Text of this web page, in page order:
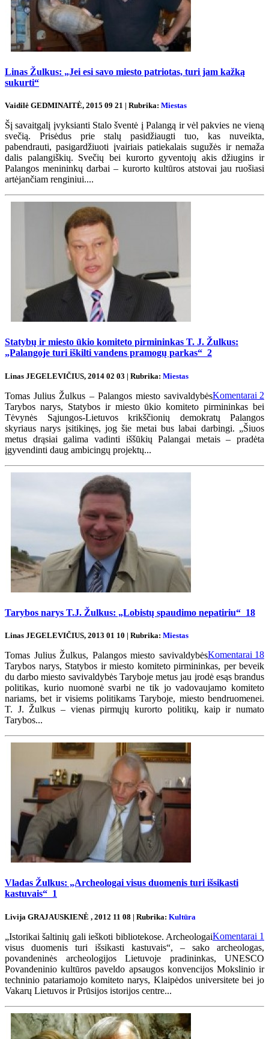
Linas Žulkus: „Jei esi savo miesto patriotas, turi jam kažką
sukurti“
Vaidilė GEDMINAITĖ, 2015 09 21 | Rubrika: Miestas
Šį savaitgalį įvyksianti Stalo šventė į Palangą ir vėl pakvies ne vieną
svečią. Prisėdus prie stalų pasidžiaugti tuo, kas nuveikta,
pabendrauti, pasigardžiuoti įvairiais patiekalais sugužės ir nemaža
dalis palangiškių. Svečių bei kurorto gyventojų akis džiugins ir
Palangos menininkų darbai – kurorto kultūros atstovai jau ruošiasi
artėjančiam renginiui....
Statybų ir miesto ūkio komiteto pirmininkas T. J. Žulkus:
„Palangoje turi iškilti vandens pramogų parkas“ 2
Linas JEGELEVIČIUS, 2014 02 03 | Rubrika: Miestas
Komentarai 2
Tomas Julius Žulkus – Palangos miesto savivaldybės
Tarybos narys, Statybos ir miesto ūkio komiteto pirmininkas bei
Tėvynės Sąjungos-Lietuvos krikščionių demokratų Palangos
skyriaus narys įsitikinęs, jog šie metai bus labai darbingi. „Šiuos
metus drąsiai galima vadinti iššūkių Palangai metais – pradėta
įgyvendinti daug ambicingų projektų...
Tarybos narys T.J. Žulkus: „Lobistų spaudimo nepatiriu“ 18
Linas JEGELEVIČIUS, 2013 01 10 | Rubrika: Miestas
Komentarai 18
Tomas Julius Žulkus, Palangos miesto savivaldybės
Tarybos narys, Statybos ir miesto komiteto pirmininkas, per beveik
du darbo miesto savivaldybės Taryboje metus jau įrodė esąs brandus
politikas, kurio nuomonė svarbi ne tik jo vadovaujamo komiteto
nariams, bet ir visiems politikams Taryboje, miesto bendruomenei.
T. J. Žulkus – vienas pirmųjų kurorto politikų, kaip ir numato
Tarybos...
Vladas Žulkus: „Archeologai visus duomenis turi išsikasti
kastuvais“ 1
Livija GRAJAUSKIENĖ , 2012 11 08 | Rubrika: Kultūra
Komentarai 1
„Istorikai šaltinių gali ieškoti bibliotekose. Archeologai
visus duomenis turi išsikasti kastuvais“, – sako archeologas,
povandeninės archeologijos Lietuvoje pradininkas, UNESCO
Povandeninio kultūros paveldo apsaugos konvencijos Mokslinio ir
techninio patariamojo komiteto narys, Klaipėdos universitete bei jo
Vakarų Lietuvos ir Prūsijos istorijos centre...